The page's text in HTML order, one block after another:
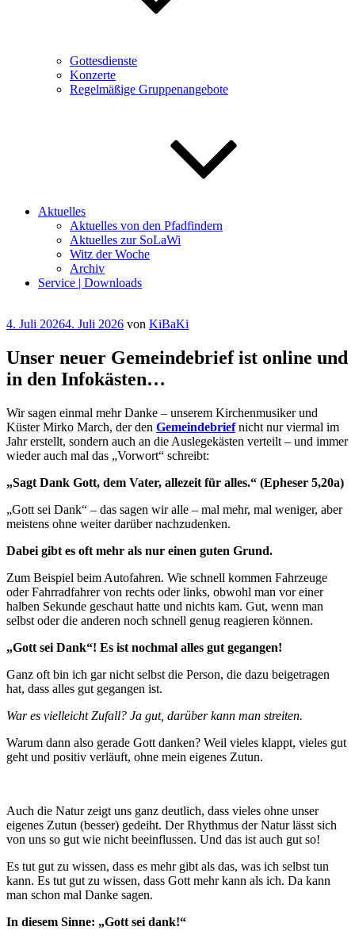
Gottesdienste
Konzerte
Regelmäßige Gruppenangebote
Aktuelles
Aktuelles von den Pfadfindern
Aktuelles zur SoLaWi
Witz der Woche
Archiv
Service | Downloads
Veröffentlicht
4. Juli 20264. Juli 2026 von KiBaKi
Unser neuer Gemeindebrief ist online und
in den Infokästen…
Wir sagen einmal mehr Danke – unserem Kirchenmusiker und
Küster Mirko March, der den Gemeindebriefnicht nur viermal im
Jahr erstellt, sondern auch an die Auslegekästen verteilt – und immer
wieder auch mal das „Vorwort“ schreibt:
„Sagt Dank Gott, dem Vater, allezeit für alles.“ (Epheser 5,20a)
„Gott sei Dank“ – das sagen wir alle – mal mehr, mal weniger, aber
meistens ohne weiter darüber nachzudenken.
Dabei gibt es oft mehr als nur einen guten Grund.
Zum Beispiel beim Autofahren. Wie schnell kommen Fahrzeuge
oder Fahrradfahrer von rechts oder links, obwohl man vor einer
halben Sekunde geschaut hatte und nichts kam. Gut, wenn man
selbst oder die anderen noch schnell genug reagieren können.
„Gott sei Dank“! Es ist nochmal alles gut gegangen!
Ganz oft bin ich gar nicht selbst die Person, die dazu beigetragen
hat, dass alles gut gegangen ist.
War es vielleicht Zufall? Ja gut, darüber kann man streiten.
Warum dann also gerade Gott danken? Weil vieles klappt, vieles gut
geht und positiv verläuft, ohne mein eigenes Zutun.
Auch die Natur zeigt uns ganz deutlich, dass vieles ohne unser
eigenes Zutun (besser) gedeiht. Der Rhythmus der Natur lässt sich
von uns so gut wie nicht beeinflussen. Und das ist auch gut so!
Es tut gut zu wissen, dass es mehr gibt als das, was ich selbst tun
kann. Es tut gut zu wissen, dass Gott mehr kann als ich. Da kann
man schon mal Danke sagen.
In diesem Sinne: „Gott sei dank!“